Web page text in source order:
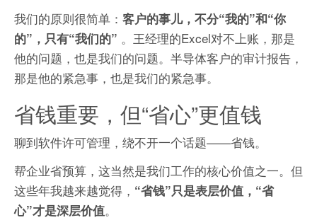
我们的原则很简单： 客户的事儿，不分“我的”和“你
的”，只有“我们的” 。王经理的Excel对不上账，那是
他的问题，也是我们的问题。半导体客户的审计报告，
那是他的紧急事，也是我们的紧急事。
省钱重要，但“省心”更值钱
聊到软件许可管理，绕不开一个话题——省钱。
帮企业省预算，这当然是我们工作的核心价值之一。但
这些年我越来越觉得， “省钱”只是表层价值，“省
心”才是深层价值。